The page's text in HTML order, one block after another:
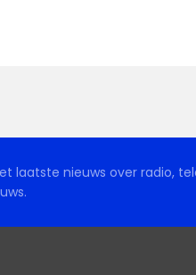
laatste nieuws over radio,